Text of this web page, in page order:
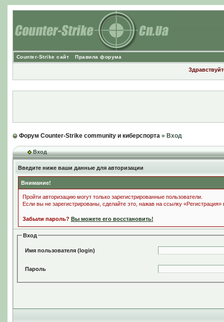
Counter-Strike сайт Правила форума
Форум Counter-Strike community и киберспорта» Вход
Вход
Введите ниже ваши данные для авторизации
Внимание!
Пройти авторизацию могут только зарегистрированные пользователи.
Если вы не зарегистрированы, сделайте это, нажав на ссылку
Забыли пароль? Вы можете его восстановить!
Вход
Имя пользователя (login)
Пароль